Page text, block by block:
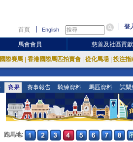
首頁 English 登
馬會會員 慈善及社區貢獻
國際賽馬 香港國際馬匹拍賣會 從化馬場 投注指
賽果 賽事報告 騎練資料 馬匹資料 試閘
跑馬地: